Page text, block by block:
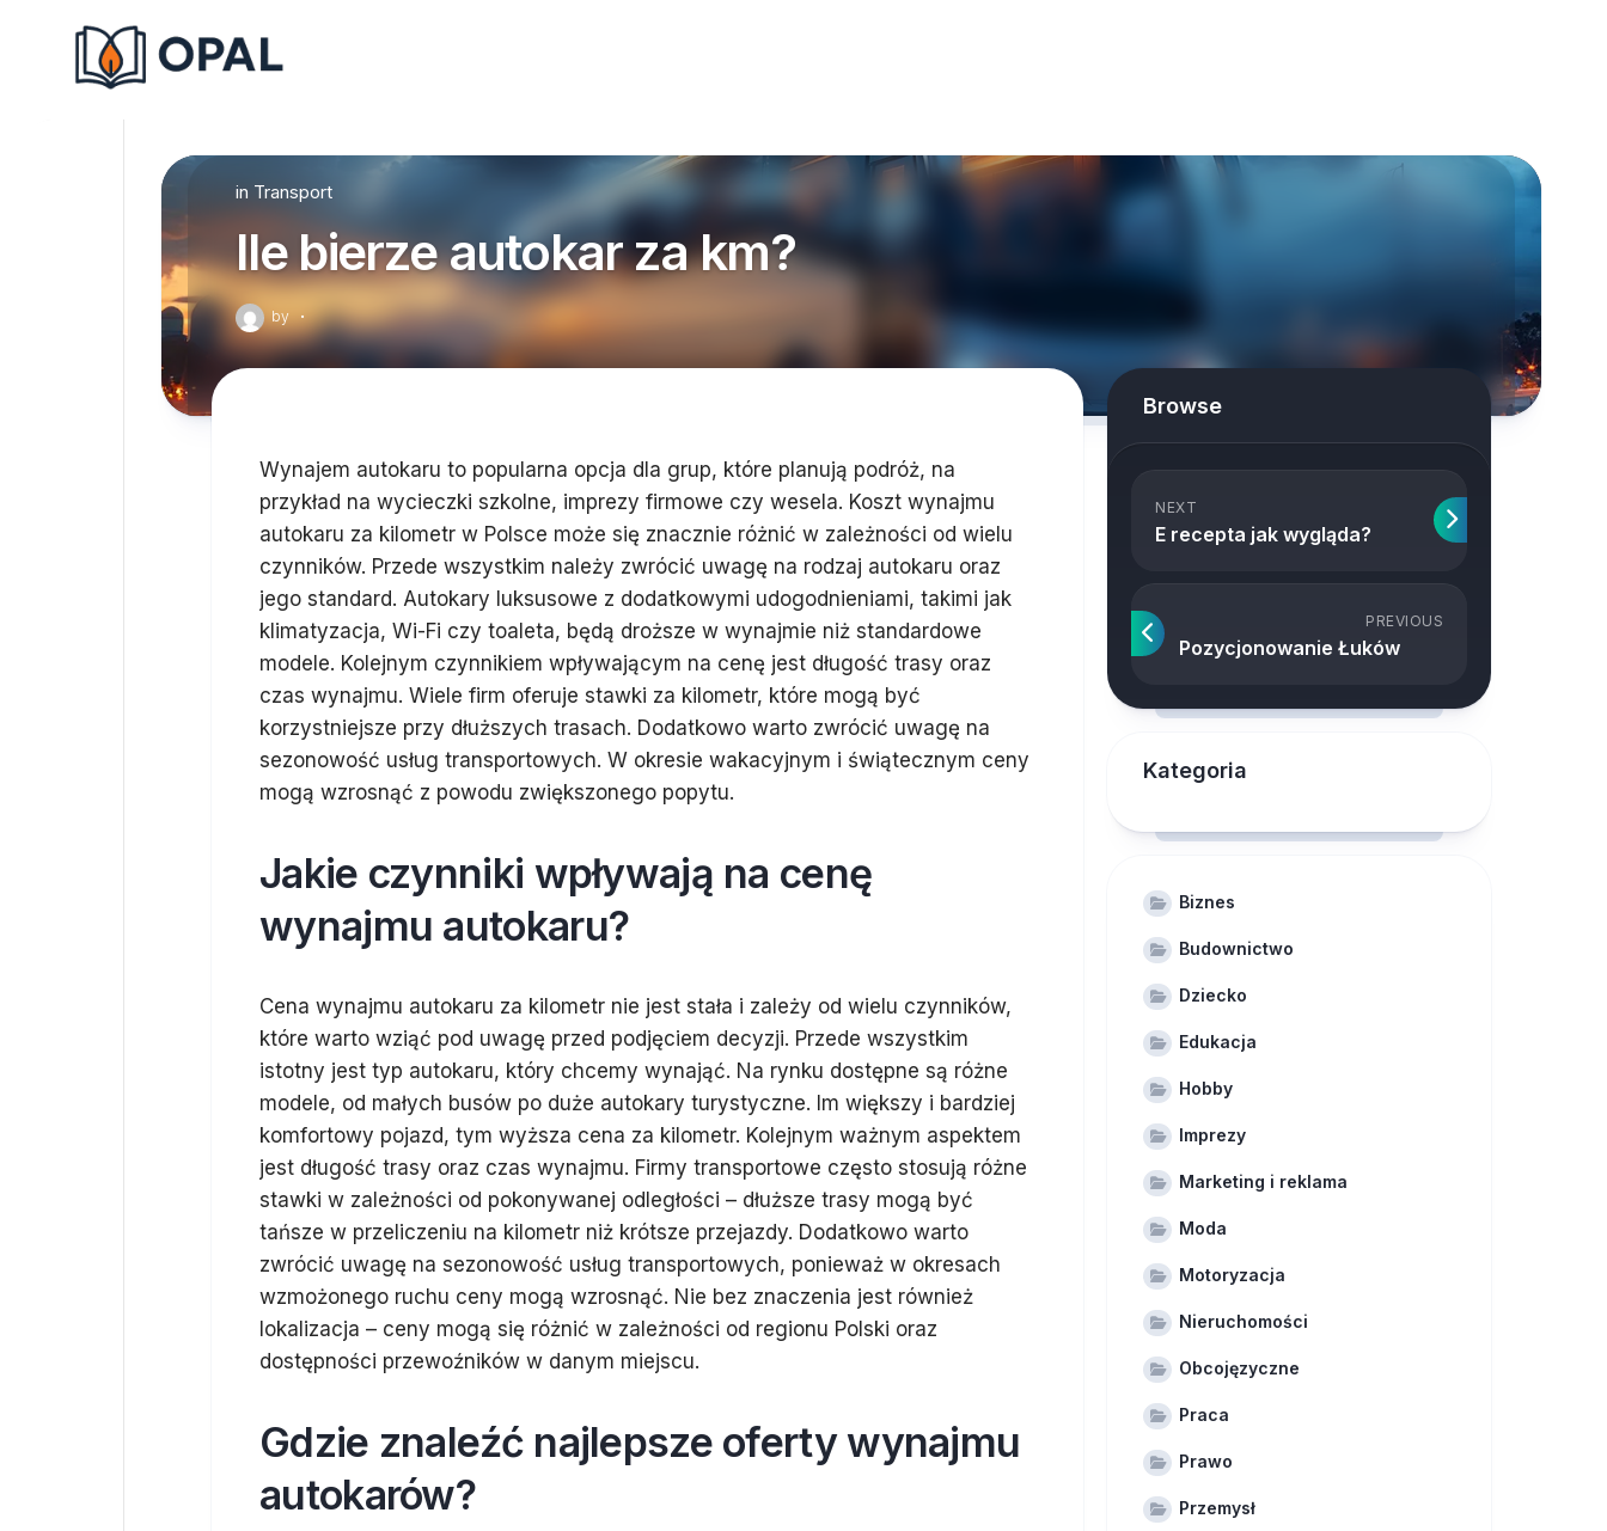
in Transport
Ile bierze autokar za km?
by ·
Wynajem autokaru to popularna opcja dla grup, które planują podróż, na
przykład na wycieczki szkolne, imprezy firmowe czy wesela. Koszt wynajmu
autokaru za kilometr w Polsce może się znacznie różnić w zależności od wielu
czynników. Przede wszystkim należy zwrócić uwagę na rodzaj autokaru oraz
jego standard. Autokary luksusowe z dodatkowymi udogodnieniami, takimi jak
klimatyzacja, Wi-Fi czy toaleta, będą droższe w wynajmie niż standardowe
modele. Kolejnym czynnikiem wpływającym na cenę jest długość trasy oraz
czas wynajmu. Wiele firm oferuje stawki za kilometr, które mogą być
korzystniejsze przy dłuższych trasach. Dodatkowo warto zwrócić uwagę na
sezonowość usług transportowych. W okresie wakacyjnym i świątecznym ceny
mogą wzrosnąć z powodu zwiększonego popytu.
Jakie czynniki wpływają na cenę
wynajmu autokaru?
Cena wynajmu autokaru za kilometr nie jest stała i zależy od wielu czynników,
które warto wziąć pod uwagę przed podjęciem decyzji. Przede wszystkim
istotny jest typ autokaru, który chcemy wynająć. Na rynku dostępne są różne
modele, od małych busów po duże autokary turystyczne. Im większy i bardziej
komfortowy pojazd, tym wyższa cena za kilometr. Kolejnym ważnym aspektem
jest długość trasy oraz czas wynajmu. Firmy transportowe często stosują różne
stawki w zależności od pokonywanej odległości – dłuższe trasy mogą być
tańsze w przeliczeniu na kilometr niż krótsze przejazdy. Dodatkowo warto
zwrócić uwagę na sezonowość usług transportowych, ponieważ w okresach
wzmożonego ruchu ceny mogą wzrosnąć. Nie bez znaczenia jest również
lokalizacja – ceny mogą się różnić w zależności od regionu Polski oraz
dostępności przewoźników w danym miejscu.
Gdzie znaleźć najlepsze oferty wynajmu
autokarów?
Browse
NEXT
E recepta jak wygląda?
PREVIOUS
Pozycjonowanie Łuków
Kategoria
Biznes
Budownictwo
Dziecko
Edukacja
Hobby
Imprezy
Marketing i reklama
Moda
Motoryzacja
Nieruchomości
Obcojęzyczne
Praca
Prawo
Przemysł